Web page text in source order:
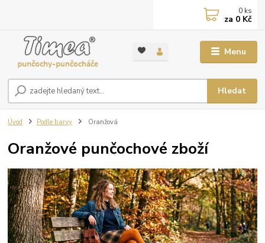
Menu
Hledat
0 ks
za 0 Kč
Úvod Podle barvy Oranžová
Oranžové punčochové zboží